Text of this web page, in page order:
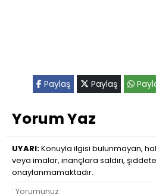
Paylaş Paylaş
Yorum Yaz
UYARI:Konuyla ilgisi bulunmayan,
veya imalar, inançlara saldırı,
onaylanmamaktadır.